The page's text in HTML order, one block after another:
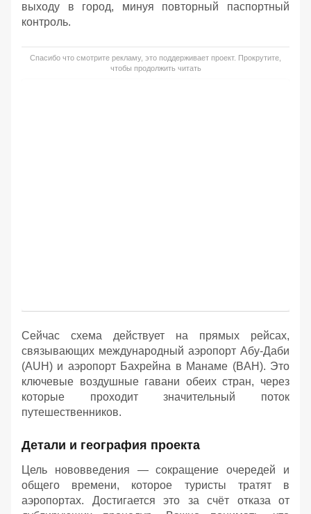
выходу в город, минуя повторный паспортный
контроль.
Спасибо что смотрите рекламу, это поддерживает проект. Прокрутите,
чтобы продолжить читать
Сейчас схема действует на прямых рейсах,
связывающих международный аэропорт Абу-Даби
(AUH) и аэропорт Бахрейна в Манаме (BAH). Это
ключевые воздушные гавани обеих стран, через
которые проходит значительный поток
путешественников.
Детали и география проекта
Цель нововведения — сокращение очередей и
общего времени, которое туристы тратят в
аэропортах. Достигается это за счёт отказа от